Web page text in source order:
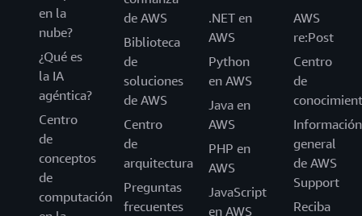
en la
nube?
¿Qué es
la IA
agéntica?
Centro
de
conceptos
de
computación
de AWS
Biblioteca
de
soluciones
de AWS
Centro
de
arquitectura
Preguntas
frecuentes
.NET en
AWS
Python
en AWS
Java en
AWS
PHP en
AWS
JavaScript
en AWS
AWS
re:Post
Centro
de
Información
general
de AWS
Support
Reciba